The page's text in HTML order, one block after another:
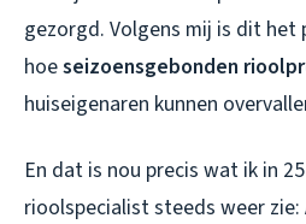
gezorgd. Volgens mij is dit het
hoeseizoensgebonden
huiseigenaren kunnen
En dat is nou precis wat ik in
rioolspecialist steeds weer